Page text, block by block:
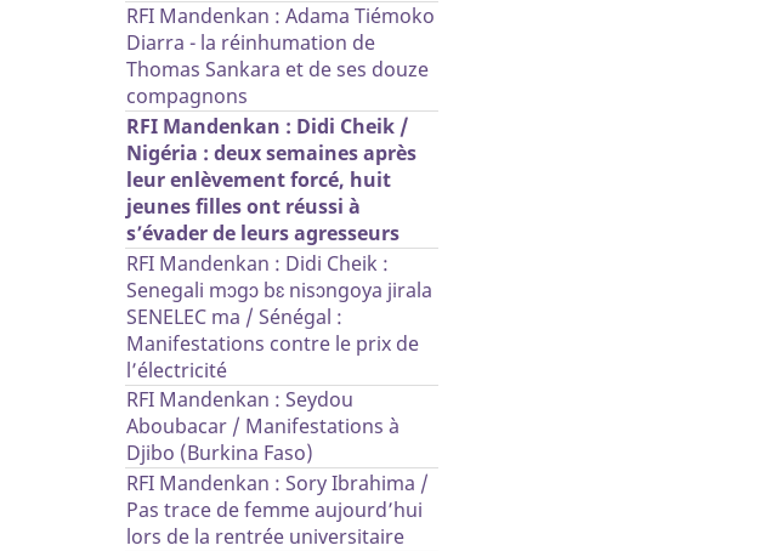
RFI Mandenkan : Adama Tiémoko
Diarra - la réinhumation de
Thomas Sankara et de ses douze
compagnons
RFI Mandenkan : Didi Cheik /
Nigéria : deux semaines après
leur enlèvement forcé, huit
jeunes filles ont réussi à
s’évader de leurs agresseurs
RFI Mandenkan : Didi Cheik :
Senegali mɔgɔ bɛ nisɔngoya jirala
SENELEC ma / Sénégal :
Manifestations contre le prix de
l’électricité
RFI Mandenkan : Seydou
Aboubacar / Manifestations à
Djibo (Burkina Faso)
RFI Mandenkan : Sory Ibrahima /
Pas trace de femme aujourd’hui
lors de la rentrée universitaire